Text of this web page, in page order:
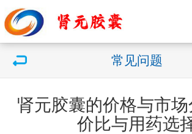
常见问题
肾元胶囊的价格与市
价比与用药选